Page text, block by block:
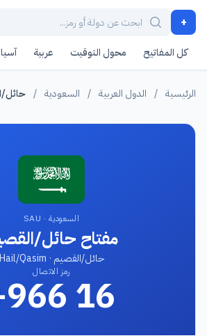
+
كل المفاتيح محول التوقيت عربية آسيا
الرئيسية / الدول العربية / السعودية /
السعودية · SAU
مفتاح حائل/
حائل/القصيم · Hail/Qasim
رمز الاتصال 16